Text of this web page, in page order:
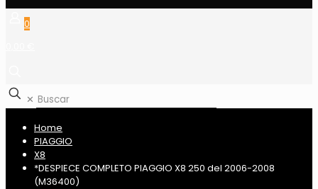
0
✕
Home
PIAGGIO
X8
*DESPIECE COMPLETO PIAGGIO X8 250 del 2006-2008
(M36400)